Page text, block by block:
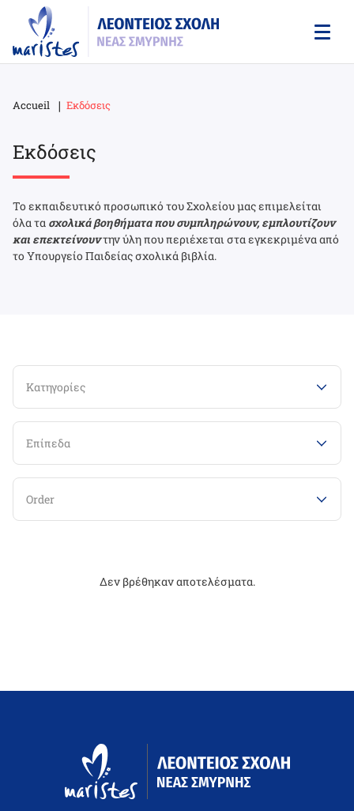
content
Breadcrumb
Accueil Εκδόσεις
Εκδόσεις
Το εκπαιδευτικό προσωπικό του Σχολείου μας επιμελείται
όλα τα σχολικά βοηθήματα που συμπληρώνουν, εμπλουτίζουν
και επεκτείνουντην ύλη που περιέχεται στα εγκεκριμένα από
το Υπουργείο Παιδείας σχολικά βιβλία.
Κατηγορίες
Επίπεδα
Order
Δεν βρέθηκαν αποτελέσματα.